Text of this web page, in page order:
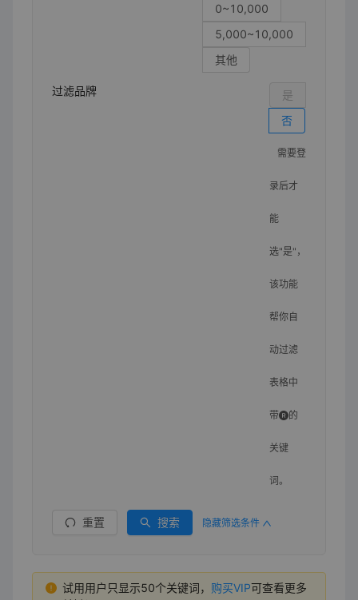
0~10,000
5,000~10,000
其他
过滤品牌
是
否
需要登
录后才
能
选"是"，
该功能
帮你自
动过滤
表格中
带 的
关键
词。
重置 搜索 隐藏筛选条件
试用用户只显示50个关键词， 购买VIP可查看更多